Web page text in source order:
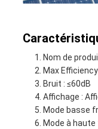
Nom de
Max Efficiency
Bruit : ≤60dB
Affichage :
Mode basse
Mode à